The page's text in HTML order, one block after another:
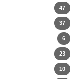
47
37
6
23
10